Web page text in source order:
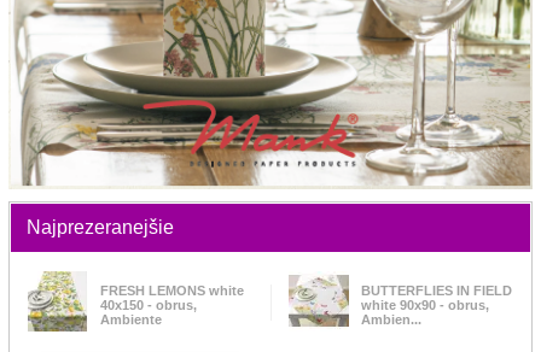
Najprezeranejšie
FRESH LEMONS white
40x150 - obrus,
Ambiente
BUTTERFLIES IN FIELD
white 90x90 - obrus,
Ambien...